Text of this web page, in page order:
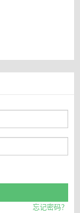
忘记密码？